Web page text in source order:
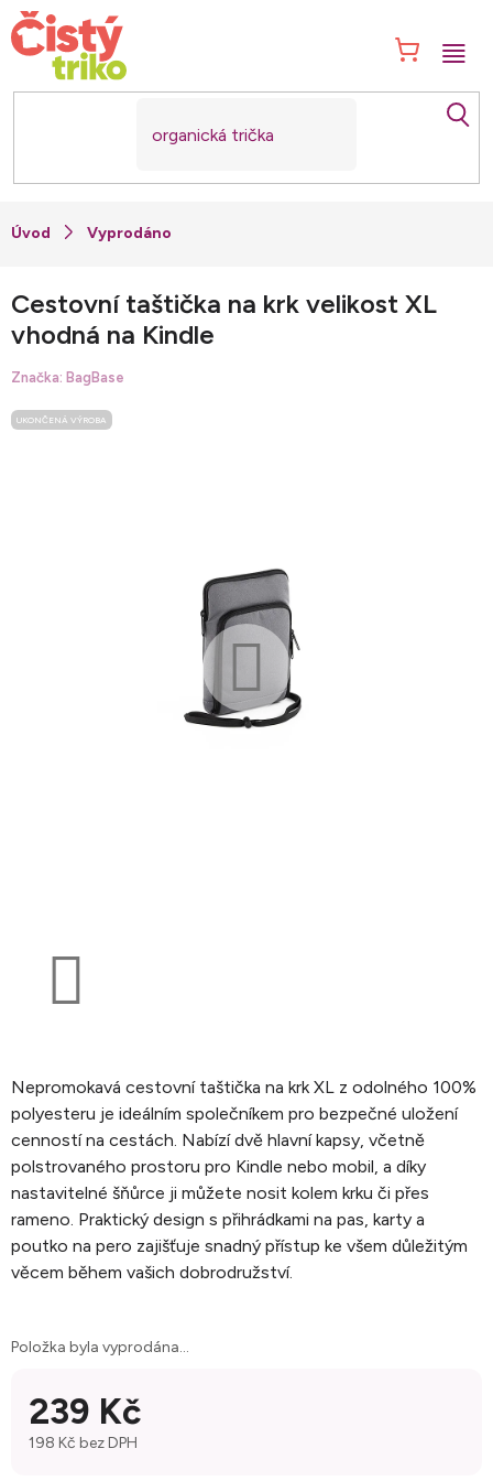
Přejít
na
obsah
Vyprodáno
Nepromokavá cestovní taštička na krk XL z odolného 100%
polyesteru je ideálním společníkem pro bezpečné uložení
cenností na cestách. Nabízí dvě hlavní kapsy, včetně
polstrovaného prostoru pro Kindle nebo mobil, a díky
nastavitelné šňůrce ji můžete nosit kolem krku či přes
rameno. Praktický design s přihrádkami na pas, karty a
poutko na pero zajišťuje snadný přístup ke všem důležitým
věcem během vašich dobrodružství.
Položka byla vyprodána…
239 Kč
198 Kč bez DPH
Cestovní taštička na krk velikost XL
vhodná na Kindle
Značka: BagBase
UKONČENÁ VÝROBA